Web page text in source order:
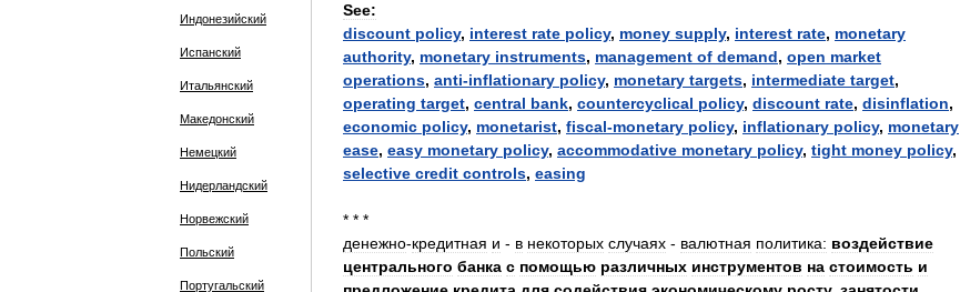
Индонезийский
Испанский
Итальянский
Македонский
Немецкий
Нидерландский
Норвежский
Польский
Португальский
See:
discount policy, interest rate policy, money supply, interest rate, monetary
authority, monetary instruments, management of demand, open market
operations, anti-inflationary policy, monetary targets, intermediate target,
operating target, central bank, countercyclical policy, discount rate, disinflation,
economic policy, monetarist, fiscal-monetary policy, inflationary policy, monetary
ease, easy monetary policy, accommodative monetary policy, tight money policy,
selective credit controls, easing
* * *
денежно-кредитная и - в некоторых случаях - валютная политика: воздействие
центрального банка с помощью различных инструментов на стоимость и